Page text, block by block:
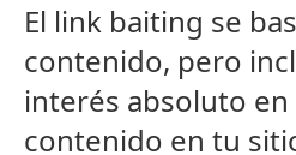
El link baiting se
contenido, pero
interés absoluto
contenido en tu